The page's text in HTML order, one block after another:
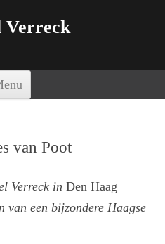
Verreck
van Poot
Verreck in Den Haag
van een bijzondere Haagse